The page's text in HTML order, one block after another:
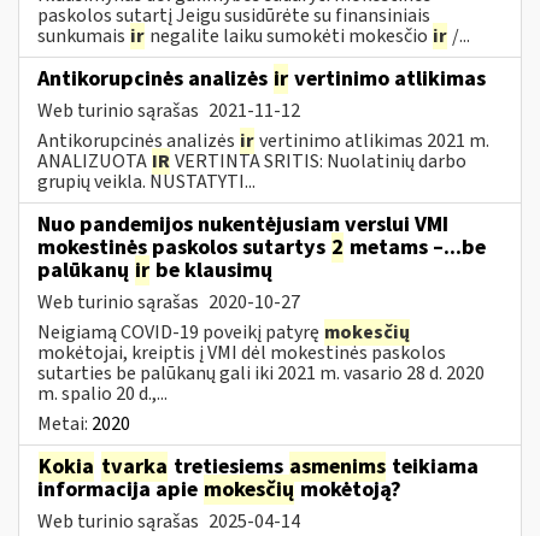
paskolos sutartį Jeigu susidūrėte su finansiniais
sunkumais ir negalite laiku sumokėti mokesčio ir /...
Antikorupcinės analizės ir vertinimo atlikimas
Web turinio sąrašas 2021-11-12
Antikorupcinės analizės irvertinimo atlikimas 2021 m.
ANALIZUOTA IRVERTINTA SRITIS: Nuolatinių darbo
grupių veikla. NUSTATYTI...
Nuo pandemijos nukentėjusiam verslui VMI
mokestinės paskolos sutartys 2 metams –...be
palūkanų ir be klausimų
Web turinio sąrašas 2020-10-27
Neigiamą COVID-19 poveikį patyrę mokesčių
mokėtojai, kreiptis į VMI dėl mokestinės paskolos
sutarties be palūkanų gali iki 2021 m. vasario 28 d. 2020
m. spalio 20 d.,...
Metai: 2020
Kokia tvarka tretiesiems asmenims teikiama
informacija apie mokesčiųmokėtoją?
Web turinio sąrašas 2025-04-14